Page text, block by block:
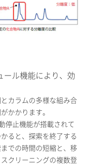
ール機能により、効
カラムの多様な組み合
かかります。
停止機能が搭載されて
ると、探索を終了する
での時間の短縮と、移
クリーニングの複数登